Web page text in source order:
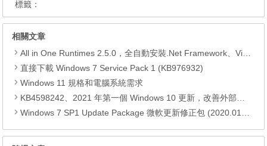
標籤：
相關文章
All in One Runtimes 2.5.0，全自動安裝.Net Framework、Visual C++、DirectX、Flash Player、JRE
直接下載 Windows 7 Service Pack 1 (KB976932)
Windows 11 規格和電腦系統需求
KB4598242、2021 年第一個 Windows 10 更新，改善外部裝置安全性、解決HTTPS安全漏洞、印表機呼叫(RPC)漏洞
Windows 7 SP1 Update Package 微軟更新修正包 (2020.01月份)